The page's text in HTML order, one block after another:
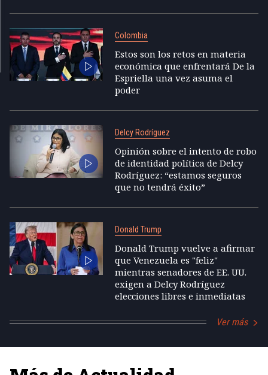
Colombia
Estos son los retos en materia
económica que enfrentará De la
Espriella una vez asuma el
poder
Delcy Rodríguez
Opinión sobre el intento de robo
de identidad política de Delcy
Rodríguez: “estamos seguros
que no tendrá éxito”
Donald Trump
Donald Trump vuelve a afirmar
que Venezuela es "feliz"
mientras senadores de EE. UU.
exigen a Delcy Rodríguez
elecciones libres e inmediatas
Ver más